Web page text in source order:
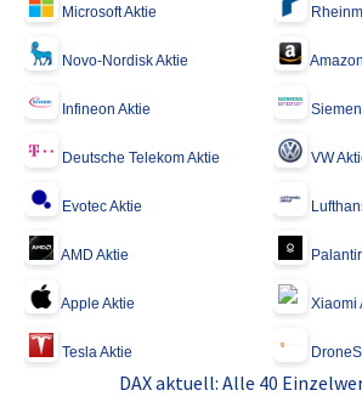
Microsoft Aktie
Novo-Nordisk Aktie
Infineon Aktie
Deutsche Telekom Aktie VW
Evotec Aktie
AMD Aktie
Apple Aktie Xiaomi
Tesla Aktie
DAX aktuell: Alle 40